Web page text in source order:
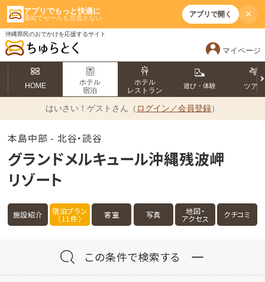
アプリでもっと快適に
通知でセールも見逃さない アプリで開く ×
沖縄県民のおでかけを応援するサイト
マイページ
HOME
ホテル
宿泊
ホテル
レストラン
遊び・体験 ツアー
はいさい！ ゲストさん（ ログイン／会員登録）
本島中部 - 北谷・読谷
グランドメルキュール沖縄残波岬
リゾート
施設紹介 宿泊プラン
（11件） 客室 写真 地図・
アクセス クチコミ
この条件で検索する